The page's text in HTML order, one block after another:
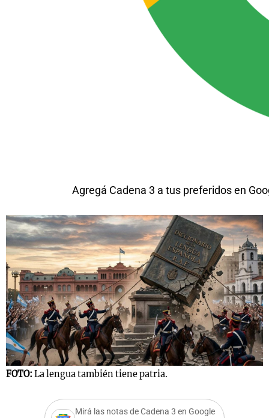
Agregá Cadena 3 a tus preferidos en
FOTO: La lengua también tiene patria.
Mirá las notas de Cadena 3 en Google